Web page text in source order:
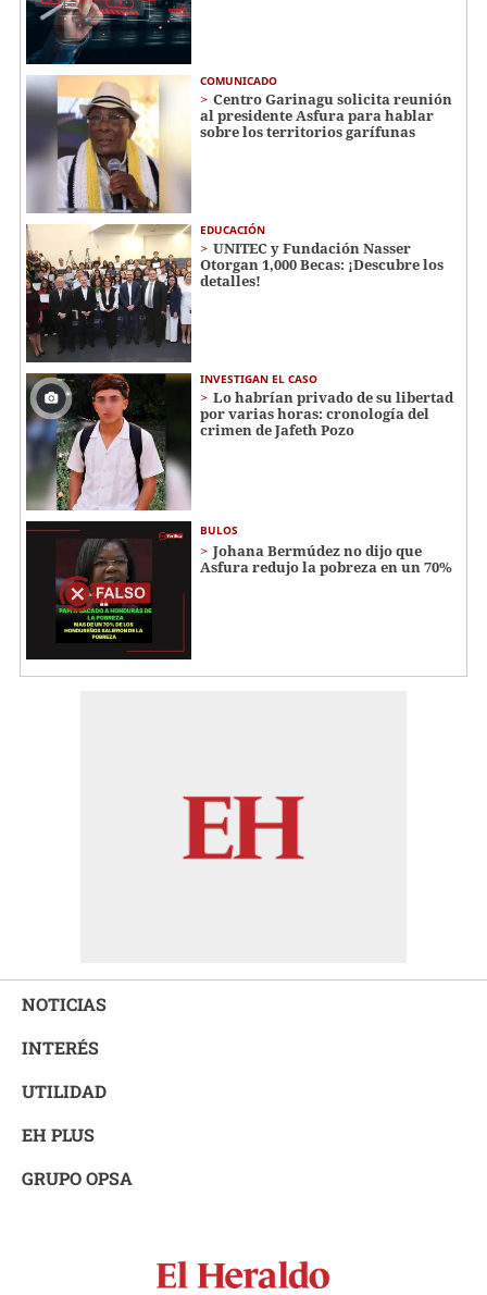
COMUNICADO
Centro Garinagu solicita reunión
al presidente Asfura para hablar
sobre los territorios garífunas
EDUCACIÓN
UNITEC y Fundación Nasser
Otorgan 1,000 Becas: ¡Descubre los
detalles!
INVESTIGAN EL CASO
Lo habrían privado de su libertad
por varias horas: cronología del
crimen de Jafeth Pozo
BULOS
Johana Bermúdez no dijo que
Asfura redujo la pobreza en un 70%
NOTICIAS
INTERÉS
UTILIDAD
EH PLUS
GRUPO OPSA